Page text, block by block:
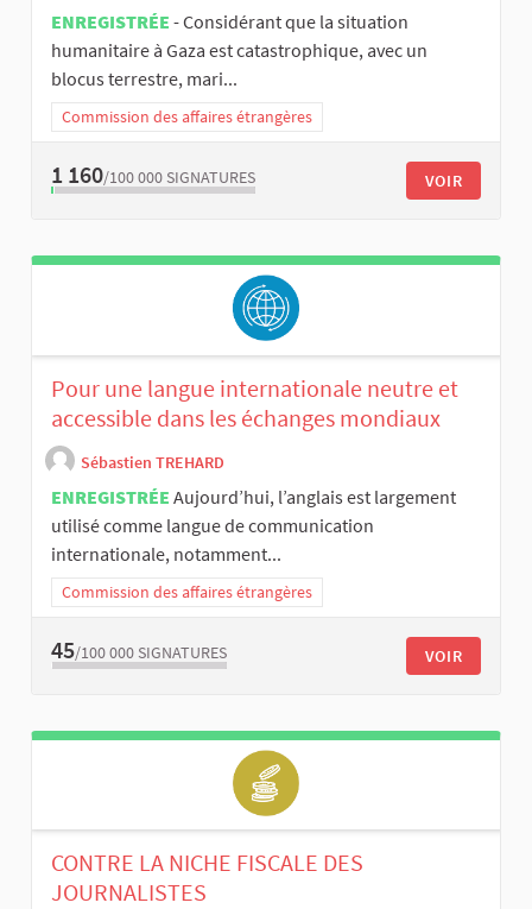
ENREGISTRÉE - Considérant que la situation
humanitaire à Gaza est catastrophique, avec un
blocus terrestre, mari...
Commission des affaires étrangères
1 160/100 000 SIGNATURES VOIR
Pour une langue internationale neutre et
accessible dans les échanges mondiaux
Sébastien TREHARD
ENREGISTRÉE Aujourd’hui, l’anglais est largement
utilisé comme langue de communication
internationale, notamment...
Commission des affaires étrangères
45/100 000 SIGNATURES VOIR
CONTRE LA NICHE FISCALE DES
JOURNALISTES